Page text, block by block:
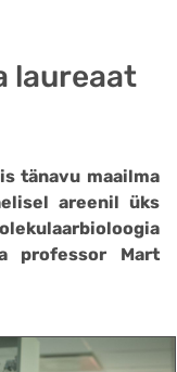
laureaat
tänavu maailma
areenil üks
professor Mart